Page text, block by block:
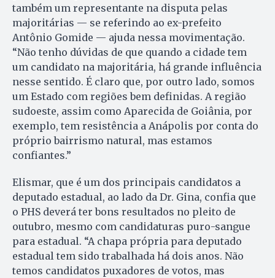
também um representante na disputa pelas
majoritárias — se referindo ao ex-prefeito
Antônio Gomide — ajuda nessa movimentação.
“Não tenho dúvidas de que quando a cidade tem
um candidato na majoritária, há grande influência
nesse sentido. É claro que, por outro lado, somos
um Estado com regiões bem definidas. A região
sudoeste, assim como Aparecida de Goiânia, por
exemplo, tem resistência a Anápolis por conta do
próprio bairrismo natural, mas estamos
confiantes.”
Elismar, que é um dos principais candidatos a
deputado estadual, ao lado da Dr. Gina, confia que
o PHS deverá ter bons resultados no pleito de
outubro, mesmo com candidaturas puro-sangue
para estadual. “A chapa própria para deputado
estadual tem sido trabalhada há dois anos. Não
temos candidatos puxadores de votos, mas